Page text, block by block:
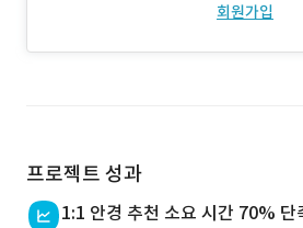
회원가입
프로젝트 성과
1:1 안경 추천 소요 시간 70% 단